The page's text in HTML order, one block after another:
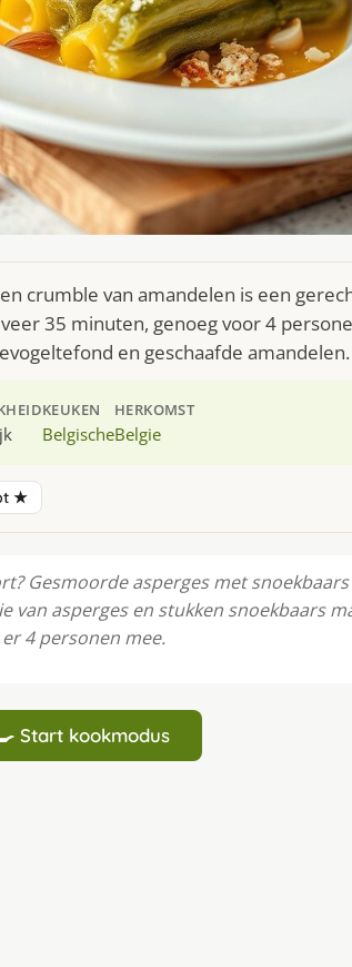
crumble van amandelen is een
35 minuten, genoeg voor 4
en geschaafde amandelen.
KEUKEN
Belgische
HERKOMST
Belgie
★
Gesmoorde asperges met
van asperges en stukken snoekbaars
4 personen mee.
Start kookmodus